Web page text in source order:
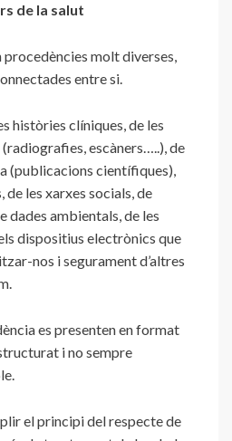
de la salut
procedències molt diverses,
entre si.
històries clíniques, de les
escàners…..), de
(publicacions científiques),
de les xarxes socials, de
dades ambientals, de les
dispositius electrònics que
nos i segurament d’altres
es presenten en format
i no sempre
el principi del respecte de